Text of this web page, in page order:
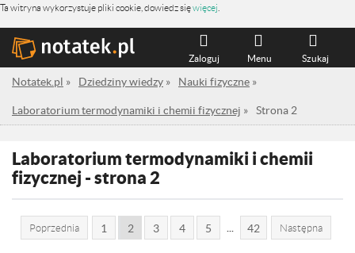
Ta witryna wykorzystuje pliki cookie, dowiedz sięwięcej
Szukaj
Menu
Zaloguj
Notatek.pl » Dziedziny wiedzy » Nauki fizyczne »
Laboratorium termodynamiki i chemii fizycznej » Strona 2
Laboratorium termodynamiki i chemii
fizycznej - strona 2
Poprzednia 1 2 3 4 5 42 Następna